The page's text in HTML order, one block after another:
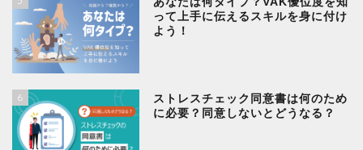
って上手に伝えるスキルを身に付け
よう！
6
ストレスチェック同意書は何のため
に必要？同意しないとどうなる？